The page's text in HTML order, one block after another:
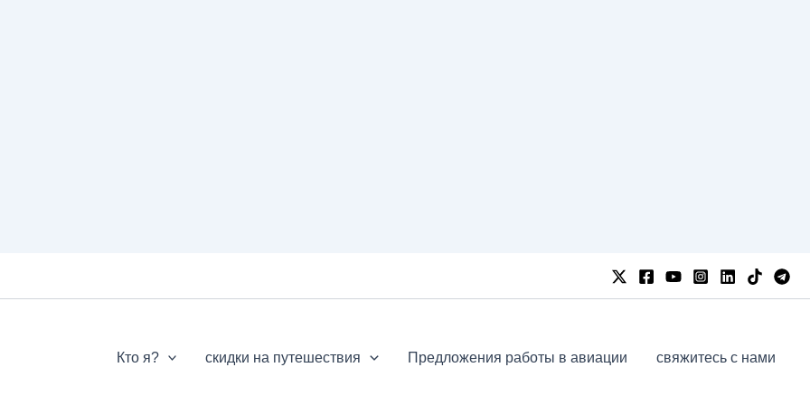
Кто я? скидки на путешествия Предложения работы в авиации свяжитесь с нами